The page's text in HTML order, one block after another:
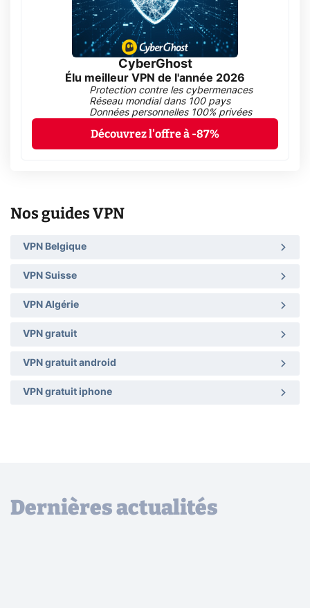
CyberGhost
Élu meilleur VPN de l'année 2026
Protection contre les cybermenaces
Réseau mondial dans 100 pays
Données personnelles 100% privées
Découvrez l'offre à -87%
Nos guides VPN
VPN Belgique
VPN Suisse
VPN Algérie
VPN gratuit
VPN gratuit android
VPN gratuit iphone
Dernières actualités